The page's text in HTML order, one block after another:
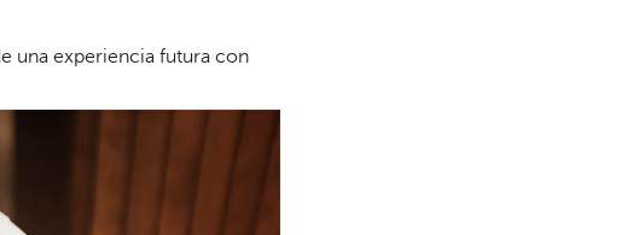
una experiencia futura con